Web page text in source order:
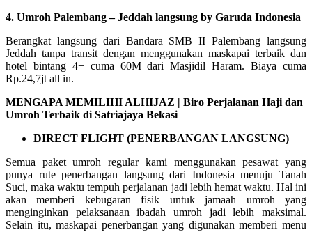
4. Umroh Palembang – Jeddah langsung by Garuda Indonesia
Berangkat langsung dari Bandara SMB II Palembang langsung
Jeddah tanpa transit dengan menggunakan maskapai terbaik dan
hotel bintang 4+ cuma 60M dari Masjidil Haram. Biaya cuma
Rp.24,7jt all in.
MENGAPA MEMILIHI ALHIJAZ | Biro Perjalanan Haji dan
Umroh Terbaik di Satriajaya Bekasi
DIRECT FLIGHT (PENERBANGAN LANGSUNG)
Semua paket umroh regular kami menggunakan pesawat yang
punya rute penerbangan langsung dari Indonesia menuju Tanah
Suci, maka waktu tempuh perjalanan jadi lebih hemat waktu. Hal ini
akan memberi kebugaran fisik untuk jamaah umroh yang
menginginkan pelaksanaan ibadah umroh jadi lebih maksimal.
Selain itu, maskapai penerbangan yang digunakan memberi menu